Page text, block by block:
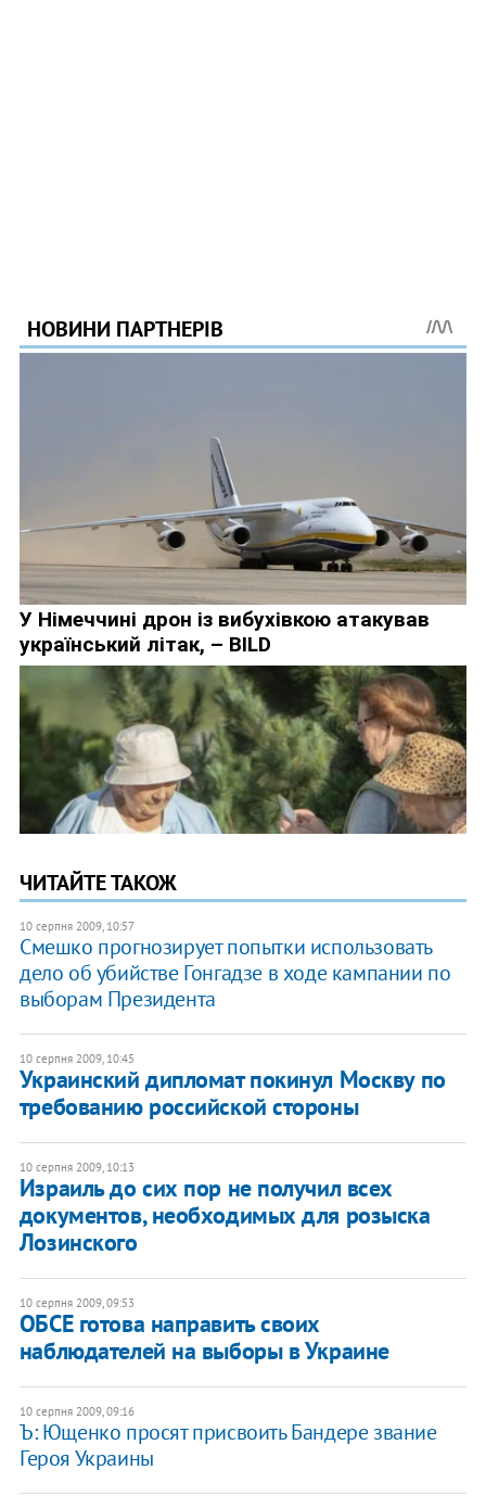
ЧИТАЙТЕ ТАКОЖ
10 серпня 2009, 10:57
Смешко прогнозирует попытки использовать
дело об убийстве Гонгадзе в ходе кампании по
выборам Президента
10 серпня 2009, 10:45
Украинский дипломат покинул Москву по
требованию российской стороны
10 серпня 2009, 10:13
Израиль до сих пор не получил всех
документов, необходимых для розыска
Лозинского
10 серпня 2009, 09:53
ОБСЕ готова направить своих
наблюдателей на выборы в Украине
10 серпня 2009, 09:16
Ъ: Ющенко просят присвоить Бандере звание
Героя Украины